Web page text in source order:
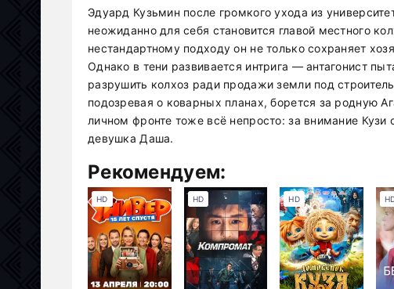
Эдуард Кузьмин после громкого ухода из
неожиданно для себя становится главой местного
нестандартному подходу он не только сохраняет
Однако в тени развивается интрига — антагонист
разрушить колхоз ради продажи земли под
подозревая о коварных планах, борется за родную
личном фронте тоже всё непросто: за внимание Кузи
девушка Даша.
Рекомендуем:
HD HD HD